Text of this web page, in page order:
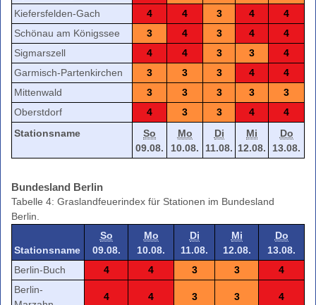
Kiefersfelden-Gach
4 4 3 4
4
Schönau am Königssee
3 4 3 4
4
Sigmarszell
4 4 3 3
4
Garmisch-Partenkirchen
3 3 3 4
4
Mittenwald
3 3 3 3
3
Oberstdorf
4 3 3 4
4
Stationsname
So
09.08.
Mo
10.08.
Di
11.08.
Mi
12.08.
Do
13.08.
Bundesland Berlin
Tabelle 4: Graslandfeuerindex für Stationen im Bundesland
Berlin.
Stationsname
So
09.08.
Mo
10.08.
Di
11.08.
Mi
12.08.
Do
13.08.
Berlin-Buch
4 4 3 3
4
Berlin-
4 4 3 3 4